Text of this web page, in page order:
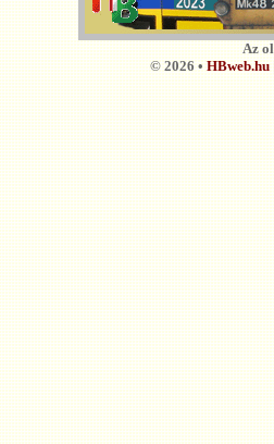
Az
© 2026 •HBweb.hu